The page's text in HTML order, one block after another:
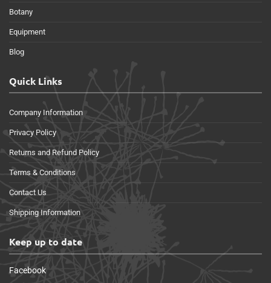
Botany
Equipment
Blog
Quick Links
Company Information
Privacy Policy
Returns and Refund Policy
Terms & Conditions
Contact Us
Shipping Information
Keep up to date
Facebook